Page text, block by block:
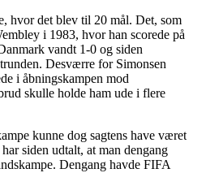
hvor det blev til 20 mål. Det, som
i 1983, hvor han scorede på
vandt 1-0 og siden
Desværre for Simonsen
i åbningskampen mod
skulle holde ham ude i flere
kunne dog sagtens have været
siden udtalt, at man dengang
Dengang havde FIFA